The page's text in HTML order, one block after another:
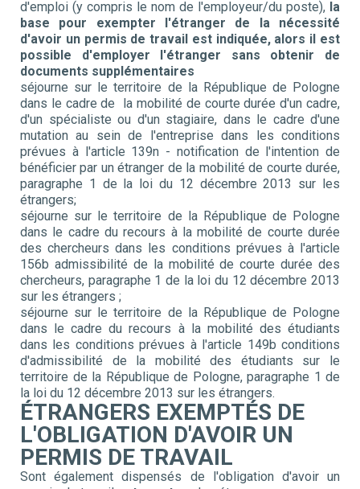
d'emploi (y compris le nom de l'employeur/du poste), la
base pour exempter l'étranger de la nécessité
d'avoir un permis de travail est indiquée, alors il est
possible d'employer l'étranger sans obtenir de
documents supplémentaires
séjourne sur le territoire de la République de Pologne
dans le cadre de la mobilité de courte durée d'un cadre,
d'un spécialiste ou d'un stagiaire, dans le cadre d'une
mutation au sein de l'entreprise dans les conditions
prévues à l'article 139n - notification de l'intention de
bénéficier par un étranger de la mobilité de courte durée,
paragraphe 1 de la loi du 12 décembre 2013 sur les
étrangers;
séjourne sur le territoire de la République de Pologne
dans le cadre du recours à la mobilité de courte durée
des chercheurs dans les conditions prévues à l'article
156b admissibilité de la mobilité de courte durée des
chercheurs, paragraphe 1 de la loi du 12 décembre 2013
sur les étrangers ;
séjourne sur le territoire de la République de Pologne
dans le cadre du recours à la mobilité des étudiants
dans les conditions prévues à l'article 149b conditions
d'admissibilité de la mobilité des étudiants sur le
territoire de la République de Pologne, paragraphe 1 de
la loi du 12 décembre 2013 sur les étrangers.
ÉTRANGERS EXEMPTÉS DE
L'OBLIGATION D'AVOIR UN
PERMIS DE TRAVAIL
Sont également dispensés de l'obligation d'avoir un